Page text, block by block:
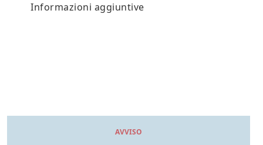
Informazioni aggiuntive
AVVISO